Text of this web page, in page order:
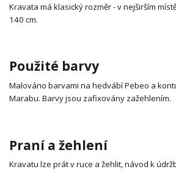
Kravata má klasický rozměr - v nejširším
140 cm.
Použité barvy
Malováno barvami na hedvábí Pebeo a
Marabu. Barvy jsou zafixovány zažehlením.
Praní a žehlení
Kravatu lze prát v ruce a žehlit, návod k